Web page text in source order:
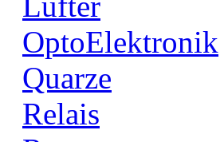
OptoElektronik
Quarze
Relais